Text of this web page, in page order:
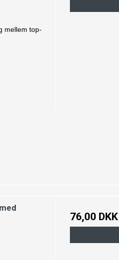
mellem top-
76,00 DKK